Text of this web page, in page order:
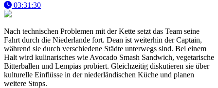
03:31:30
Nach technischen Problemen mit der Kette setzt das Team seine
Fahrt durch die Niederlande fort. Dean ist weiterhin der Captain,
während sie durch verschiedene Städte unterwegs sind. Bei einem
Halt wird kulinarisches wie Avocado Smash Sandwich, vegetarische
Bitterballen und Lempias probiert. Gleichzeitig diskutieren sie über
kulturelle Einflüsse in der niederländischen Küche und planen
weitere Stops.